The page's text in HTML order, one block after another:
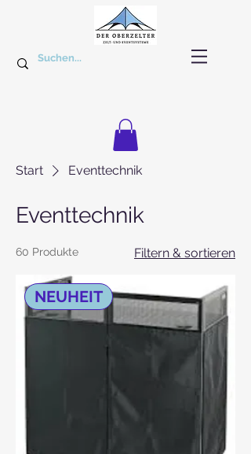
Start Eventtechnik
Eventtechnik
60 Produkte Filtern & sortieren
NEUHEIT